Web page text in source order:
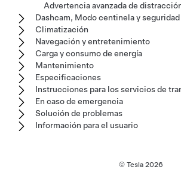
Advertencia avanzada de
Dashcam, Modo centinela y seguridad
Climatización
Navegación y entretenimiento
Carga y consumo de energía
Mantenimiento
Especificaciones
Instrucciones para los servicios de
En caso de emergencia
Solución de problemas
Información para el usuario
© Tesla 2026